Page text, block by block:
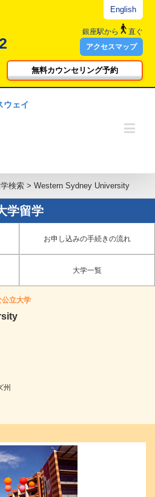
English
銀座駅から
直ぐ
アクセスマップ
無料カウンセリング予約
ウェイ
検索 > Western Sydney University
学留学
お申し込みの手続きの流れ
大学一覧
公立大学
州